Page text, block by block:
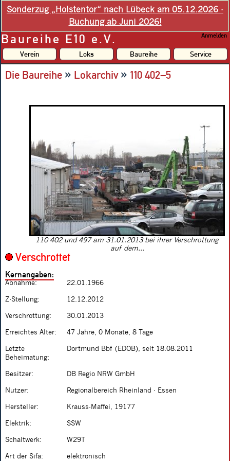
Sonderzug „Holstentor“ nach Lübeck am 05.12.2026 -
Buchung ab Juni 2026!
Baureihe E10 e.V. Anmelden
Verein Loks Baureihe Service
Die Baureihe » Lokarchiv» 110 402–5
110 402 und 497 am 31.01.2013 bei ihrer Verschrottung
auf dem...
Verschrottet
Kernangaben:
Abnahme: 22.01.1966
Z-Stellung: 12.12.2012
Verschrottung: 30.01.2013
Erreichtes Alter: 47 Jahre, 0 Monate, 8 Tage
Letzte
Beheimatung:
Dortmund Bbf (EDOB), seit 18.08.2011
Besitzer: DB Regio NRW GmbH
Nutzer: Regionalbereich Rheinland - Essen
Hersteller: Krauss-Maffei, 19177
Elektrik: SSW
Schaltwerk: W29T
Art der Sifa: elektronisch